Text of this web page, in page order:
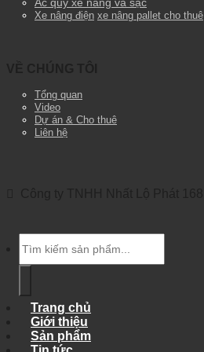
Xe nâng điện xe nâng pallet cho thuê
Tổng quan
Video
Dự án & Cho thuê
Liên hệ
kiếm:
Trang chủ
Giới thiệu
Sản phẩm